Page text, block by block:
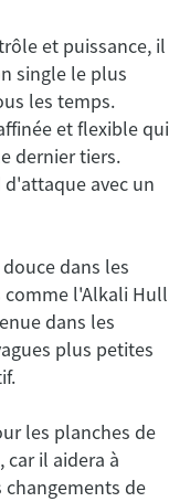
et puissance, il
single le plus
les temps.
et flexible qui
dernier tiers.
avec un
dans les
comme l'Alkali Hull
dans les
plus petites
les planches de
car il aidera à
de